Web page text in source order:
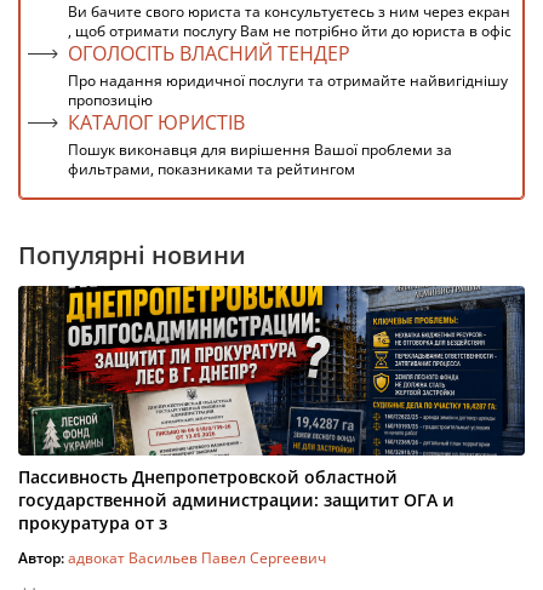
Ви бачите свого юриста та консультуєтесь з ним через екран
, щоб отримати послугу Вам не потрібно йти до юриста в офіс
ОГОЛОСІТЬ ВЛАСНИЙ ТЕНДЕР
Про надання юридичної послуги та отримайте найвигіднішу
пропозицію
КАТАЛОГ ЮРИСТІВ
Пошук виконавця для вирішення Вашої проблеми за
фильтрами, показниками та рейтингом
Популярні новини
Пассивность Днепропетровской областной
государственной администрации: защитит ОГА и
прокуратура от з
Автор:адвокат Васильев Павел Сергеевич